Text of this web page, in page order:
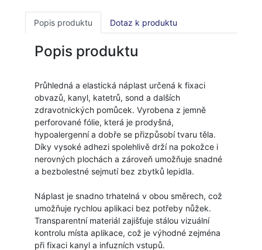
Popis produktu Dotaz k produktu
Popis produktu
Průhledná a elastická náplast určená k fixaci
obvazů, kanyl, katetrů, sond a dalších
zdravotnických pomůcek. Vyrobena z jemně
perforované fólie, která je prodyšná,
hypoalergenní a dobře se přizpůsobí tvaru těla.
Díky vysoké adhezi spolehlivě drží na pokožce i
nerovných plochách a zároveň umožňuje snadné
a bezbolestné sejmutí bez zbytků lepidla.
Náplast je snadno trhatelná v obou směrech, což
umožňuje rychlou aplikaci bez potřeby nůžek.
Transparentní materiál zajišťuje stálou vizuální
kontrolu místa aplikace, což je výhodné zejména
při fixaci kanyl a infuzních vstupů.